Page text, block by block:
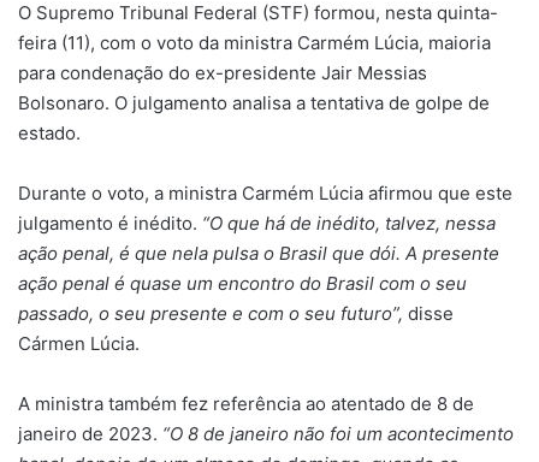
O Supremo Tribunal Federal (STF) formou, nesta quinta-
feira (11), com o voto da ministra Carmém Lúcia, maioria
para condenação do ex-presidente Jair Messias
Bolsonaro. O julgamento analisa a tentativa de golpe de
estado.
Durante o voto, a ministra Carmém Lúcia afirmou que este
julgamento é inédito. “O que há de inédito, talvez, nessa
ação penal, é que nela pulsa o Brasil que dói. A presente
ação penal é quase um encontro do Brasil com o seu
passado, o seu presente e com o seu futuro”, disse
Cármen Lúcia.
A ministra também fez referência ao atentado de 8 de
janeiro de 2023. “O 8 de janeiro não foi um acontecimento